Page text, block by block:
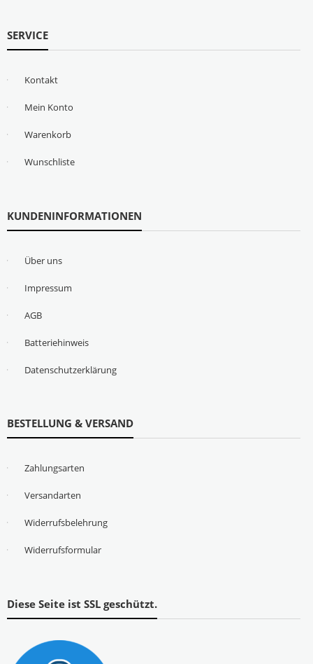
SERVICE
Kontakt
Mein Konto
Warenkorb
Wunschliste
KUNDENINFORMATIONEN
Über uns
Impressum
AGB
Batteriehinweis
Datenschutzerklärung
BESTELLUNG & VERSAND
Zahlungsarten
Versandarten
Widerrufsbelehrung
Widerrufsformular
Diese Seite ist SSL geschützt.